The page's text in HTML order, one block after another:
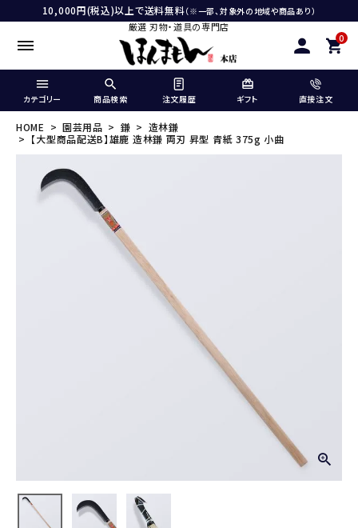
10,000円(税込)以上で送料無料（※一部、対象外の地域や商品あり）
厳選 刃物・道具の専門店
0
カテゴリー 商品検索 注文履歴 ギフト 直接注文
HOME 園芸用品 鎌
造林鎌
【大型商品配送B】雄鹿 造林鎌 両刃 昇型 青紙 375g 小曲